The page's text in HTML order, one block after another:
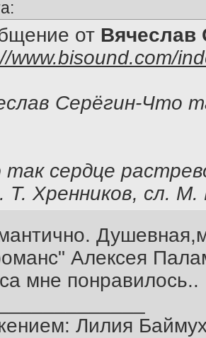
от Вячеслав
www.bisound.com/
Серёгин-Что
сердце
Т. Хренников, сл.
Алексея
мне понравилось..
Лилия